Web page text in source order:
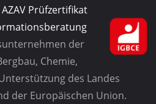
Prüfzertifikat
der
Chemie,
des Landes
der Europäischen Union.